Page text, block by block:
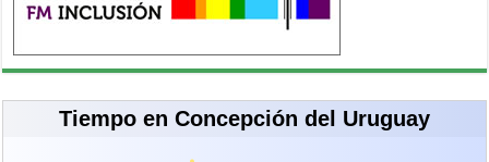
Tiempo en Concepción del Uruguay